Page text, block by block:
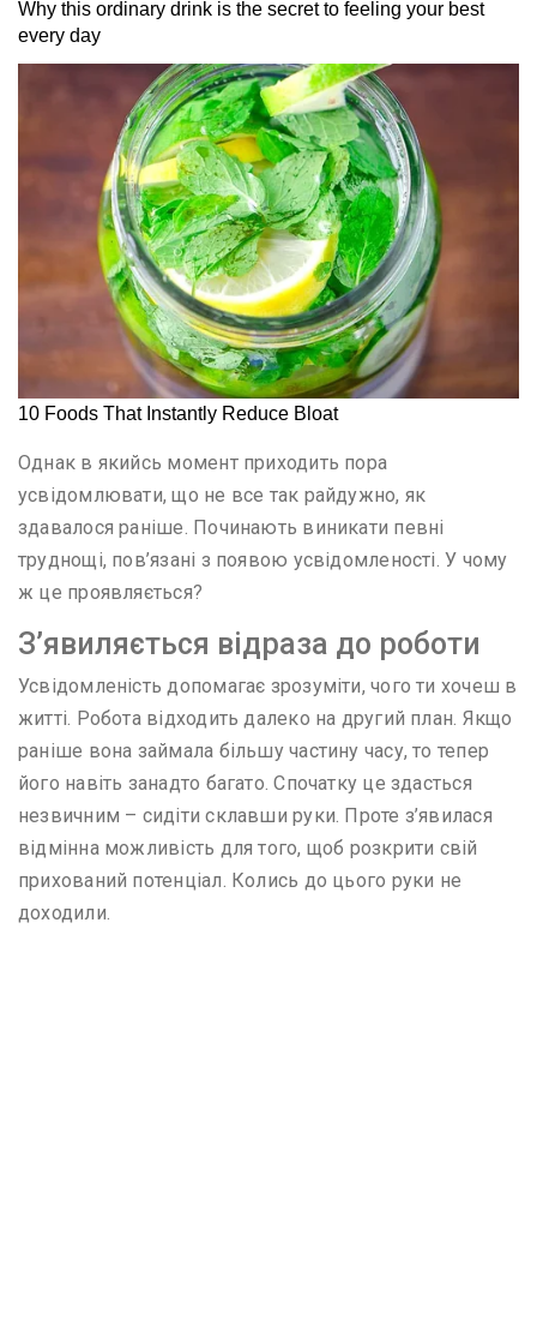
Однак в якийсь момент приходить пора
усвідомлювати, що не все так райдужно, як
здавалося раніше. Починають виникати певні
труднощі, пов’язані з появою усвідомленості. У чому
ж це проявляється?
З’явиляється відраза до роботи
Усвідомленість допомагає зрозуміти, чого ти хочеш в
житті. Робота відходить далеко на другий план. Якщо
раніше вона займала більшу частину часу, то тепер
його навіть занадто багато. Спочатку це здасться
незвичним – сидіти склавши руки. Проте з’явилася
відмінна можливість для того, щоб розкрити свій
прихований потенціал. Колись до цього руки не
доходили.